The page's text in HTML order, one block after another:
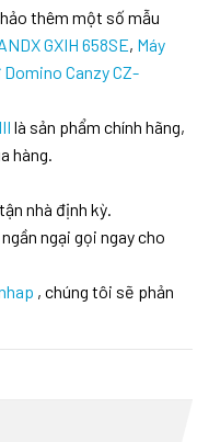
thêm một số mẫu
GXIH 658SE, Máy
Canzy CZ-
là sản phẩm chính hãng,
hàng.
nhà định kỳ.
ngại gọi ngay cho
, chúng tôi sẽ phản